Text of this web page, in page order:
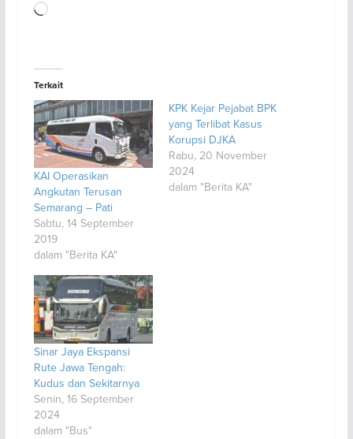
Memuat...
Terkait
KAI Operasikan
Angkutan Terusan
Semarang – Pati
Sabtu, 14 September
2019
dalam "Berita KA"
KPK Kejar Pejabat BPK
yang Terlibat Kasus
Korupsi DJKA
Rabu, 20 November
2024
dalam "Berita KA"
Sinar Jaya Ekspansi
Rute Jawa Tengah:
Kudus dan Sekitarnya
Senin, 16 September
2024
dalam "Bus"